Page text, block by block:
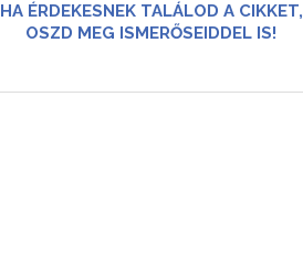
HA ÉRDEKESNEK TALÁLOD A CIKKET,
OSZD MEG ISMERŐSEIDDEL IS!